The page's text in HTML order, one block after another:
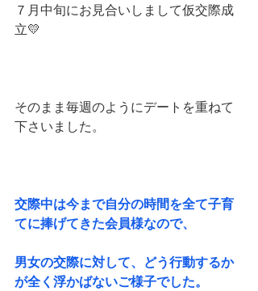
７月中旬にお見合いしまして仮交際成
立💛
そのまま毎週のようにデートを重ねて
下さいました。
交際中は今まで自分の時間を全て子育
てに捧げてきた会員様なので、
男女の交際に対して、どう行動するか
が全く浮かばないご様子でした。